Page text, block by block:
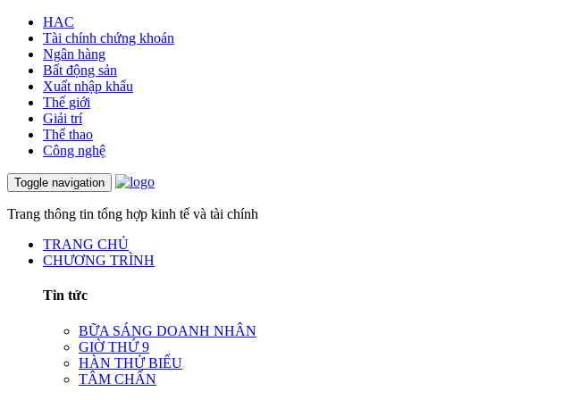
HAC
Tài chính chứng khoán
Ngân hàng
Bất động sản
Xuất nhập khẩu
Thế giới
Giải trí
Thể thao
Công nghệ
Toggle navigation
Trang thông tin tổng hợp kinh tế và tài chính
TRANG CHỦ
CHƯƠNG TRÌNH
Tin tức
BỮA SÁNG DOANH NHÂN
GIỜ THỨ 9
HÀN THỬ BIỂU
TÂM CHẤN